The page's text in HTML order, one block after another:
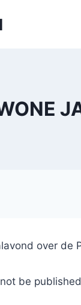
over de
be